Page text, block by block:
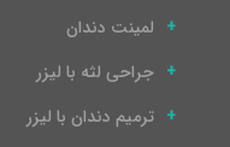
لمینت دندان
جراحی لثه با لیزر
ترمیم دندان با لیزر